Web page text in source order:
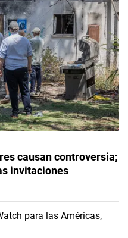
causan controversia;
invitaciones